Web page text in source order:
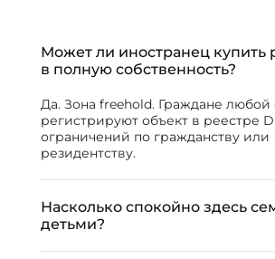
Может ли иностранец купить
в полную собственность?
Да. Зона freehold. Граждане любой
регистрируют объект в реестре
ограничений по гражданству или
резидентству.
Насколько спокойно здесь
детьми?